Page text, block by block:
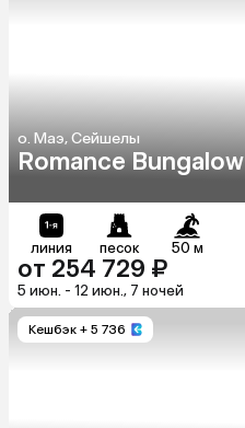
о. Маэ, Сейшелы
Romance Bungalow
линия песок 50 м
от 254 729 ₽
5 июн. - 12 июн., 7 ночей
Кешбэк + 5 736